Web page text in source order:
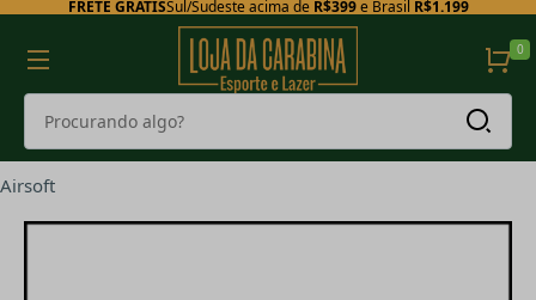
FRETE GRÁTISSul/Sudeste acima de R$399e Brasil R$1.199
0
Airsoft